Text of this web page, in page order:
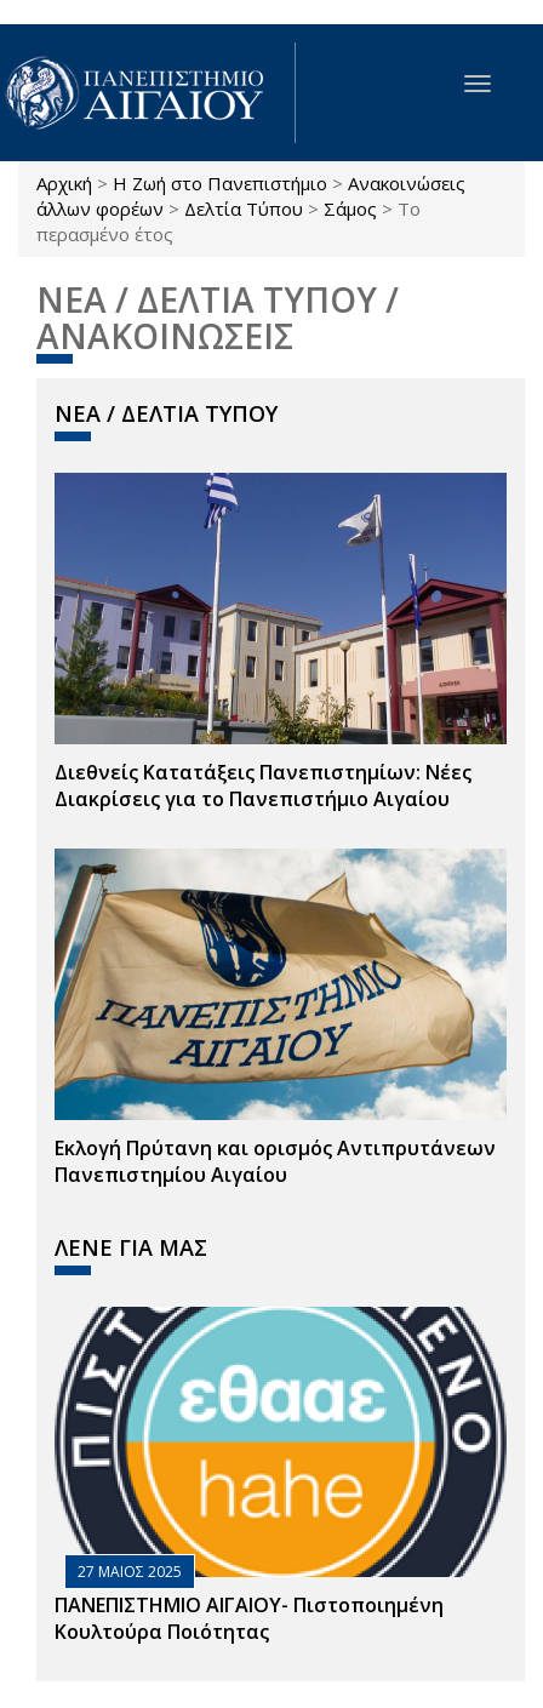
Παράκαμψη προς το κυρίως περιεχόμενο
Toggle
Είστε εδώ
Αρχική > Η Ζωή στο Πανεπιστήμιο > Ανακοινώσεις
άλλων φορέων > Δελτία Τύπου > Σάμος > Το
περασμένο έτος
ΝΕΑ / ΔΕΛΤΙΑ ΤΥΠΟΥ /
ΑΝΑΚΟΙΝΩΣΕΙΣ
ΝΕΑ / ΔΕΛΤΙΑ ΤΥΠΟΥ
Διεθνείς Κατατάξεις Πανεπιστημίων: Νέες
Διακρίσεις για το Πανεπιστήμιο Αιγαίου
Εκλογή Πρύτανη και ορισμός Αντιπρυτάνεων
Πανεπιστημίου Αιγαίου
ΛΕΝΕ ΓΙΑ ΜΑΣ
27 ΜΑΙΟΣ 2025
ΠΑΝΕΠΙΣΤΗΜΙΟ ΑΙΓΑΙΟΥ- Πιστοποιημένη
Κουλτούρα Ποιότητας